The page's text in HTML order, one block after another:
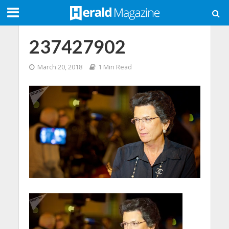
237427902
March 20, 2018 1 Min Read